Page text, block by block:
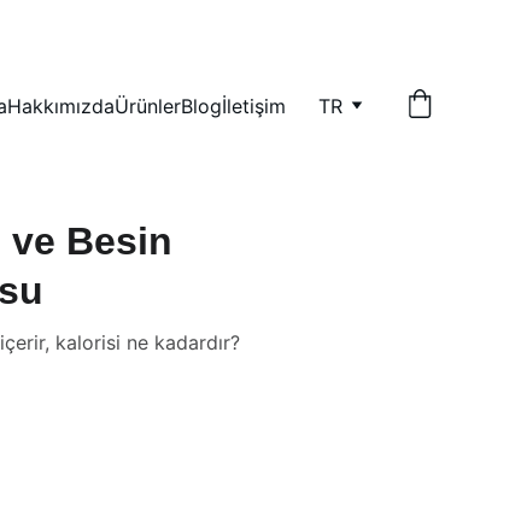
HakkımızdaÜrünlerBlogİletişim TR
ve Besin
kalorisi ne kadardır?